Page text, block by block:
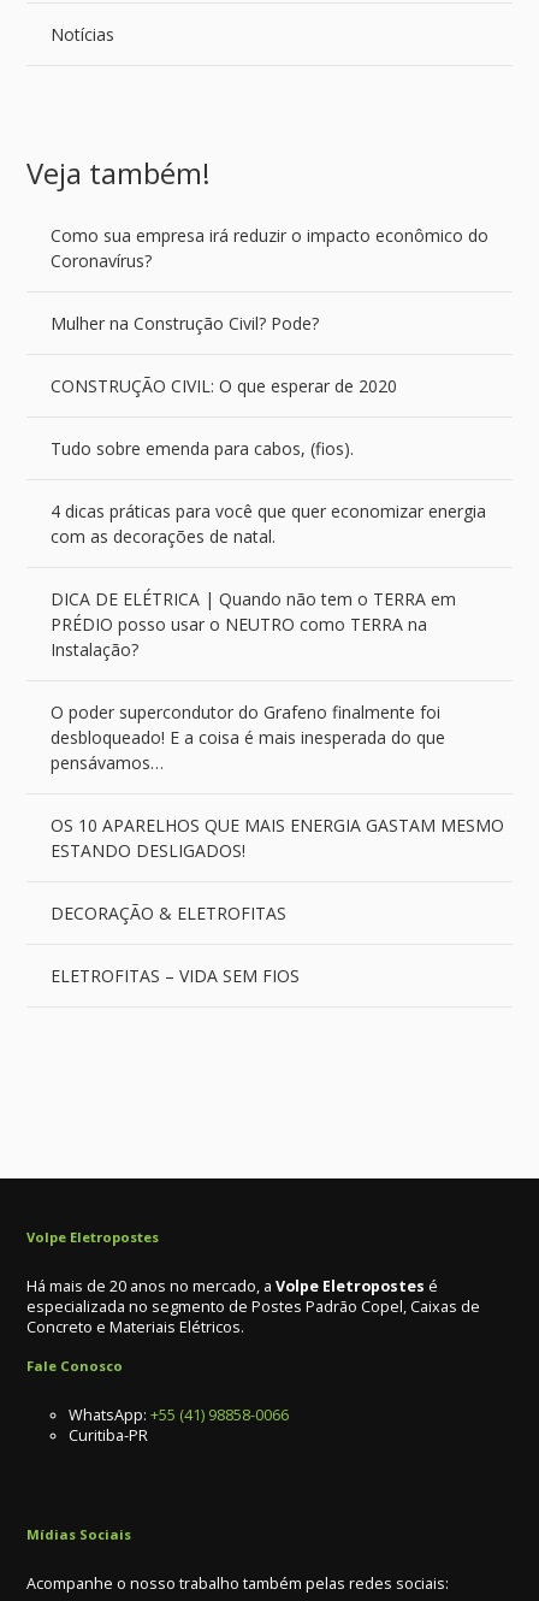
Notícias
Veja também!
Como sua empresa irá reduzir o impacto econômico do
Coronavírus?
Mulher na Construção Civil? Pode?
CONSTRUÇÃO CIVIL: O que esperar de 2020
Tudo sobre emenda para cabos, (fios).
4 dicas práticas para você que quer economizar energia
com as decorações de natal.
DICA DE ELÉTRICA | Quando não tem o TERRA em
PRÉDIO posso usar o NEUTRO como TERRA na
Instalação?
O poder supercondutor do Grafeno finalmente foi
desbloqueado! E a coisa é mais inesperada do que
pensávamos…
OS 10 APARELHOS QUE MAIS ENERGIA GASTAM MESMO
ESTANDO DESLIGADOS!
DECORAÇÃO & ELETROFITAS
ELETROFITAS – VIDA SEM FIOS
Volpe Eletropostes
Há mais de 20 anos no mercado, aVolpe Eletropostes é
especializada no segmento de Postes Padrão Copel, Caixas de
Concreto e Materiais Elétricos.
Fale Conosco
WhatsApp:+55 (41) 98858-0066
Curitiba-PR
Mídias Sociais
Acompanhe o nosso trabalho também pelas redes sociais: